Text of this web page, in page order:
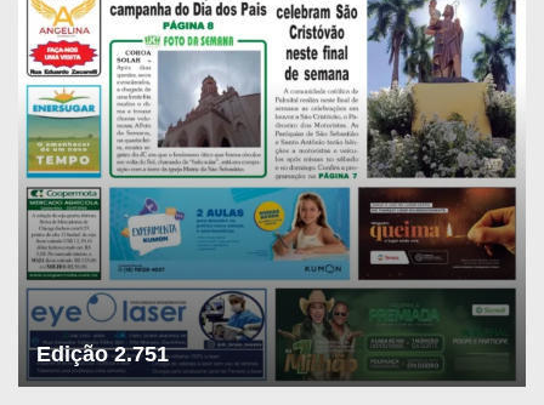
Edição 2.751